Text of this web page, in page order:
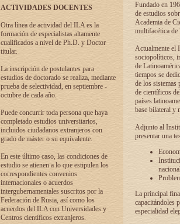
ACTIVIDADES DOCENTES
Otra línea de actividad del ILA es la
formación de especialistas altamente
cualificados a nivel de Ph.D. y Doctor
titular.
La inscripción de postulantes para
estudios de doctorado se realiza, mediante
prueba de selectividad, en septiembre -
octubre de cada año.
Puede concurrir toda persona que haya
completado estudios universitarios,
incluidos ciudadanos extranjeros con
grado de máster o su equivalente.
En este último caso, las condiciones de
estudio se atienen a lo que estipulen los
correspondientes convenios
internacionales o acuerdos
intergubernamentales suscritos por la
Federación de Rusia, así como los
acuerdos del ILA con Universidades y
Centros científicos extranjeros.
Fundado en
de estudios
Academia de
multifacética de
Actualmente el
sociopolíticos,
de
tiempos se
de los sistemas
de científicos
países
base bilateral y
Adjunto al
presentar una
La principal
capacitándoles
especialidad